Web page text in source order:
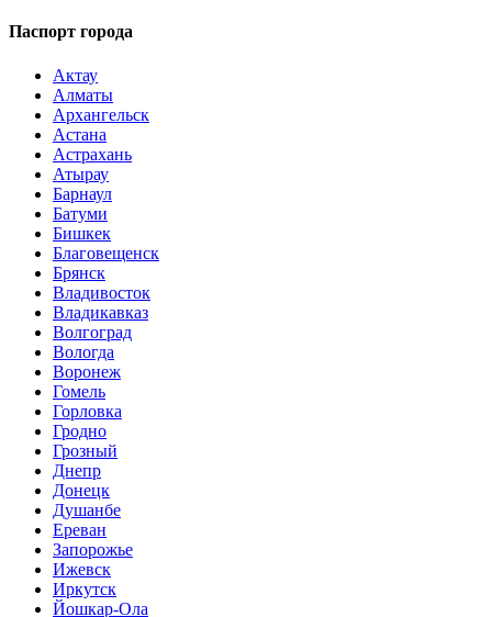
Паспорт города
Актау
Алматы
Архангельск
Астана
Астрахань
Атырау
Барнаул
Батуми
Бишкек
Благовещенск
Брянск
Владивосток
Владикавказ
Волгоград
Вологда
Воронеж
Гомель
Горловка
Гродно
Грозный
Днепр
Донецк
Душанбе
Ереван
Запорожье
Ижевск
Иркутск
Йошкар-Ола